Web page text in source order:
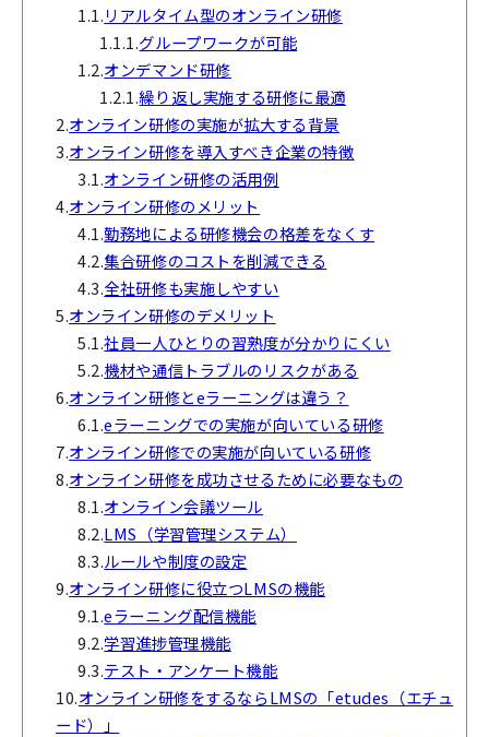
1.1.リアルタイム型のオンライン研修
1.1.1.グループワークが可能
1.2.オンデマンド研修
1.2.1.繰り返し実施する研修に最適
2.オンライン研修の実施が拡大する背景
3.オンライン研修を導入すべき企業の特徴
3.1.オンライン研修の活用例
4.オンライン研修のメリット
4.1.勤務地による研修機会の格差をなくす
4.2.集合研修のコストを削減できる
4.3.全社研修も実施しやすい
5.オンライン研修のデメリット
5.1.社員一人ひとりの習熟度が分かりにくい
5.2.機材や通信トラブルのリスクがある
6.オンライン研修とeラーニングは違う？
6.1.eラーニングでの実施が向いている研修
7.オンライン研修での実施が向いている研修
8.オンライン研修を成功させるために必要なもの
8.1.オンライン会議ツール
8.2.LMS（学習管理システム）
8.3.ルールや制度の設定
9.オンライン研修に役立つLMSの機能
9.1.eラーニング配信機能
9.2.学習進捗管理機能
9.3.テスト・アンケート機能
10.オンライン研修をするならLMSの「etudes（エチュ
ード）」​​​​​​